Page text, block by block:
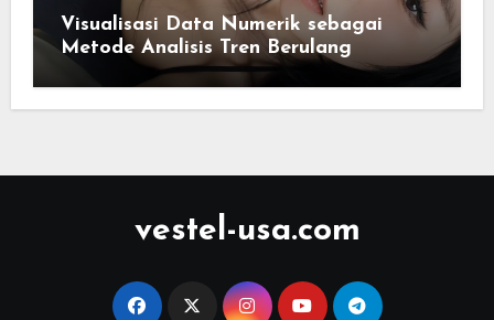
Visualisasi Data Numerik sebagai
Metode Analisis Tren Berulang
vestel-usa.com